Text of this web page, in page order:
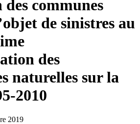
communes
de sinistres au
des
naturelles sur la
2010
2019